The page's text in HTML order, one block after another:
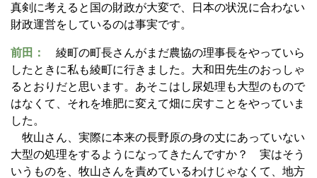
真剣に考えると国の財政が大変で、日本の状況に合わない
財政運営をしているのは事実です。
前田：
綾町の町長さんがまだ農協の理事長をやっていら
したときに私も綾町に行きました。大和田先生のおっしゃ
るとおりだと思います。あそこはし尿処理も大型のもので
はなくて、それを堆肥に変えて畑に戻すことをやっていま
した。
牧山さん、実際に本来の長野原の身の丈にあっていない
大型の処理をするようになってきたんですか？ 実はそう
いうものを、牧山さんを責めているわけじゃなくて、地方